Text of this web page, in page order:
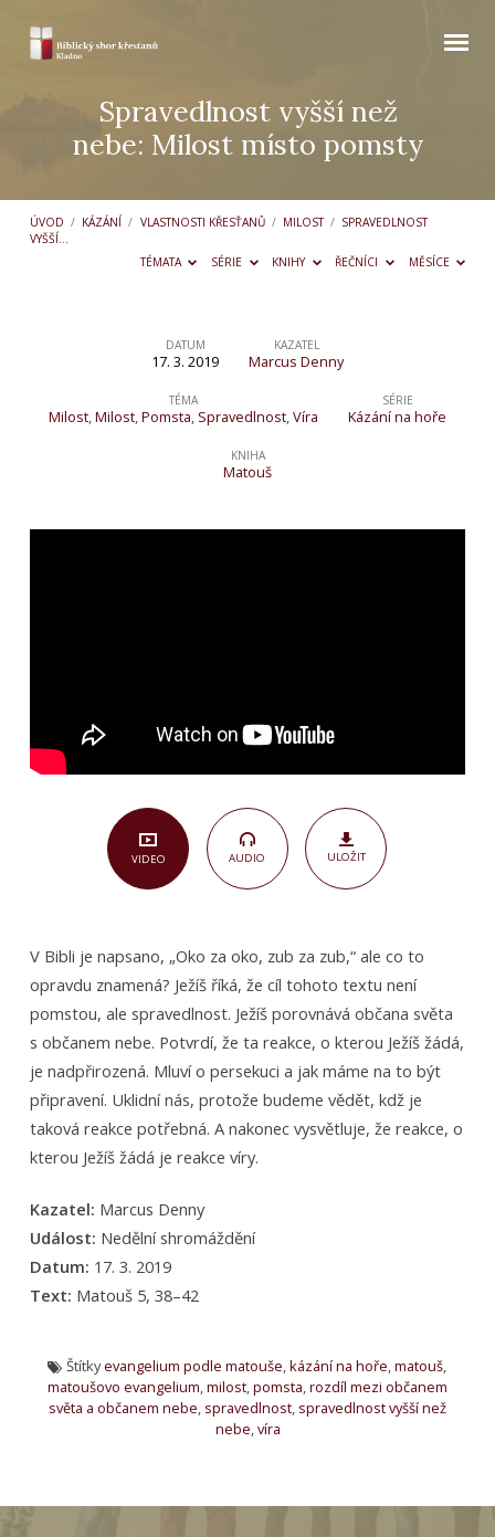
Spravedlnost vyšší než
nebe: Milost místo pomsty
ÚVOD / KÁZÁNÍ / VLASTNOSTI KŘESŤANŮ / MILOST / SPRAVEDLNOST
VYŠŠÍ…
TÉMATA
SÉRIE KNIHY ŘEČNÍCI MĚSÍCE
Spravedlnost
vyšší
místo
DATUM
17. 3. 2019
KAZATEL
Marcus Denny
TÉMA
Milost,Milost,Pomsta, Spravedlnost,Víra
SÉRIE
Kázání na hoře
KNIHA
Matouš
VIDEO AUDIO ULOŽIT
V Bibli je napsano, „Oko za oko, zub za zub,“ ale co to
opravdu znamená? Ježíš říká, že cíl tohoto textu není
pomstou, ale spravedlnost. Ježíš porovnává občana světa
s občanem nebe. Potvrdí, že ta reakce, o kterou Ježíš žádá,
je nadpřirozená. Mluví o persekuci a jak máme na to být
připravení. Uklidní nás, protože budeme vědět, kdž je
taková reakce potřebná. A nakonec vysvětluje, že reakce, o
kterou Ježíš žádá je reakce víry.
Kazatel: Marcus Denny
Událost: Nedělní shromáždění
Datum: 17. 3. 2019
Text: Matouš 5, 38–42
Štítkyevangelium podle matouše,kázání na hoře,matouš,
matoušovo evangelium,milost,pomsta,rozdíl mezi občanem
světa a občanem nebe, spravedlnost, spravedlnost vyšší než
nebe,víra